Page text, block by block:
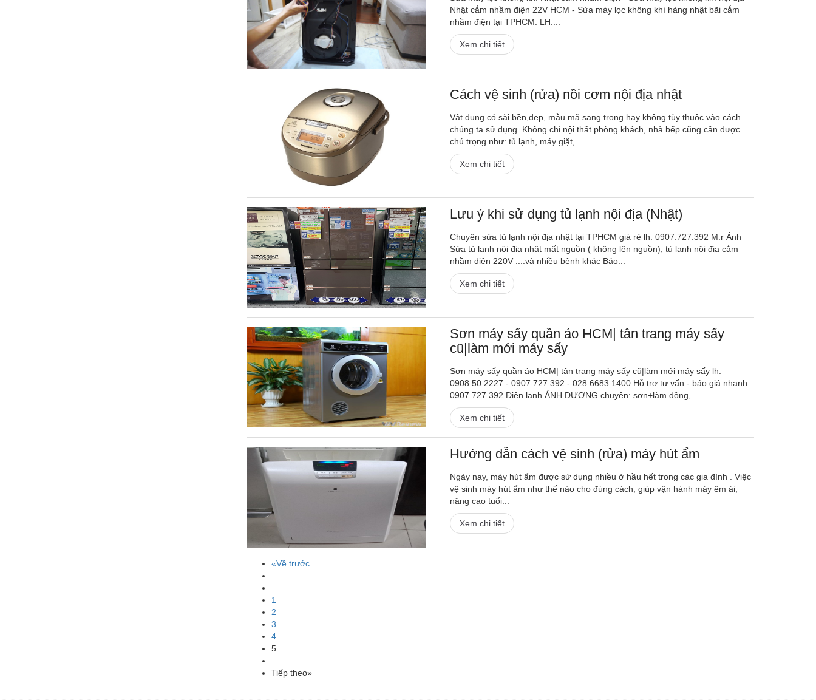
Nhật cắm nhầm điện 22V HCM - Sửa máy lọc không khí hàng nhật bãi cắm
nhầm điện tại TPHCM. LH:...
Xem chi tiết
Cách vệ sinh (rửa) nồi cơm nội địa nhật
Vật dụng có sài bền,đẹp, mẫu mã sang trong hay không tùy thuộc vào cách
chúng ta sử dụng. Không chỉ nội thất phòng khách, nhà bếp cũng cần được
chú trọng như: tủ lạnh, máy giặt,...
Xem chi tiết
Lưu ý khi sử dụng tủ lạnh nội địa (Nhật)
Chuyên sửa tủ lạnh nội địa nhật tại TPHCM giá rẻ lh: 0907.727.392 M.r Ánh
Sửa tủ lạnh nội địa nhật mất nguồn ( không lên nguồn), tủ lạnh nội địa cắm
nhầm điện 220V ....và nhiều bệnh khác Báo...
Xem chi tiết
Sơn máy sấy quần áo HCM| tân trang máy sấy
cũ|làm mới máy sấy
Sơn máy sấy quần áo HCM| tân trang máy sấy cũ|làm mới máy sấy lh:
0908.50.2227 - 0907.727.392 - 028.6683.1400 Hỗ trợ tư vấn - báo giá nhanh:
0907.727.392 Điện lạnh ÁNH DƯƠNG chuyên: sơn+làm đồng,...
Xem chi tiết
Hướng dẫn cách vệ sinh (rửa) máy hút ẩm
Ngày nay, máy hút ẩm được sử dụng nhiều ở hầu hết trong các gia đình . Việc
vệ sinh máy hút ẩm như thế nào cho đúng cách, giúp vận hành máy êm ái,
nâng cao tuổi...
Xem chi tiết
«Về trước
1
2
3
4
5
Tiếp theo»